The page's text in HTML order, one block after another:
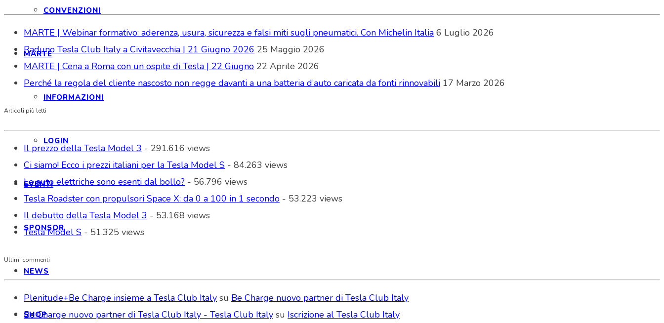
CONVENZIONI
MARTE
INFORMAZIONI
LOGIN
EVENTI
SPONSOR
NEWS
SHOP
MARTE | Webinar formativo: aderenza, usura, sicurezza e falsi miti sugli pneumatici. Con Michelin Italia 6 Luglio 2026
Raduno Tesla Club Italy a Civitavecchia | 21 Giugno 2026 25 Maggio 2026
MARTE | Cena a Roma con un ospite di Tesla | 22 Giugno 22 Aprile 2026
Perché la regola del cliente nascosto non regge davanti a una batteria d’auto caricata da fonti rinnovabili 17 Marzo 2026
Articoli più letti
Il prezzo della Tesla Model 3 - 291.616 views
Ci siamo! Ecco i prezzi italiani per la Tesla Model S - 84.263 views
Le auto elettriche sono esenti dal bollo? - 56.796 views
Tesla Roadster con propulsori Space X: da 0 a 100 in 1 secondo - 53.223 views
Il debutto della Tesla Model 3 - 53.168 views
Tesla Model S - 51.325 views
Ultimi commenti
Plenitude+Be Charge insieme a Tesla Club Italy su Be Charge nuovo partner di Tesla Club Italy
Be Charge nuovo partner di Tesla Club Italy - Tesla Club Italy su Iscrizione al Tesla Club Italy